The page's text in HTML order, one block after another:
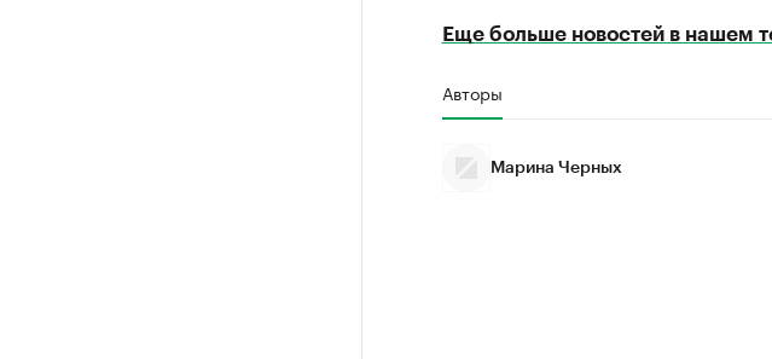
Еще больше новостей в нашем
Авторы
Марина Черных